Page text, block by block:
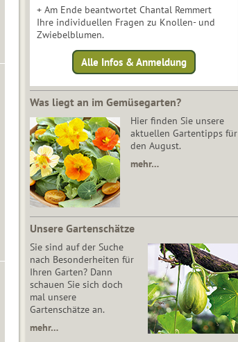
+ Am Ende beantwortet Chantal Remmert
Ihre individuellen Fragen zu Knollen- und
Zwiebelblumen.
Alle Infos & Anmeldung
Was liegt an im Gemüsegarten?
Hier finden Sie unsere
aktuellen Gartentipps für
den August.
mehr…
Unsere Gartenschätze
Sie sind auf der Suche
nach Besonderheiten für
Ihren Garten? Dann
schauen Sie sich doch
mal unsere
Gartenschätze an.
mehr…